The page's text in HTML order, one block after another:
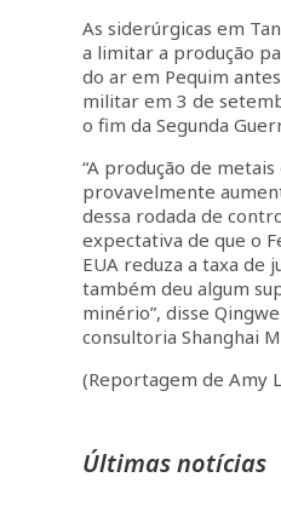
As siderúrgicas em
a limitar a produção
do ar em Pequim
militar em 3 de
o fim da Segunda
“A produção de metais
provavelmente
dessa rodada de
expectativa de que o
EUA reduza a taxa de
também deu algum
minério”, disse
consultoria Shanghai
(Reportagem de Amy
Últimas notícias